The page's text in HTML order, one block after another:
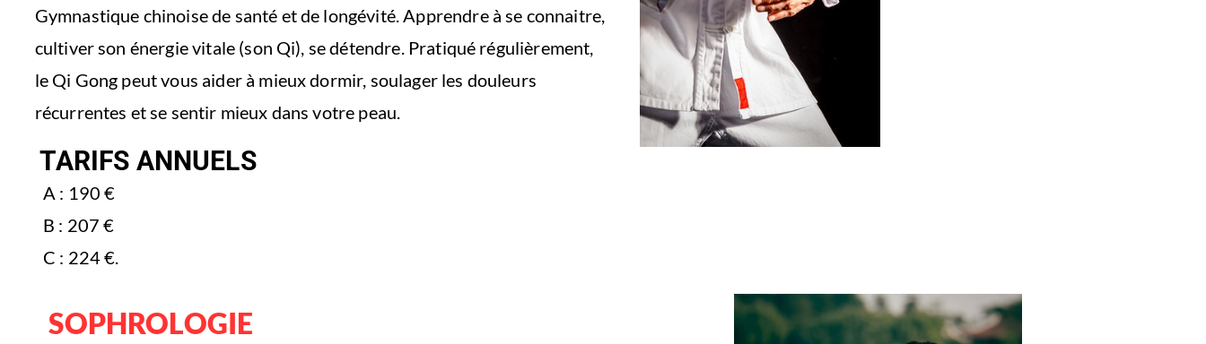
Gymnastique chinoise de santé et de longévité. Apprendre à se connaitre,
cultiver son énergie vitale (son Qi), se détendre. Pratiqué régulièrement,
le Qi Gong peut vous aider à mieux dormir, soulager les douleurs
récurrentes et se sentir mieux dans votre peau.
TARIFS ANNUELS
A : 190 €
B : 207 €
C : 224 €.
SOPHROLOGIE